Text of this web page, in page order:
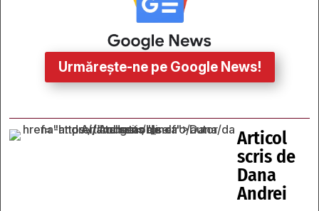
Urmărește-ne pe Google News!
Articol
scris de
Dana
Andrei